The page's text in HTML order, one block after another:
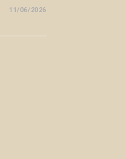
11/06/2026